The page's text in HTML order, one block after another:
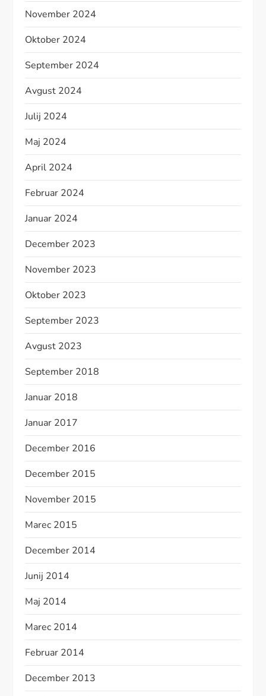
November 2024
Oktober 2024
September 2024
Avgust 2024
Julij 2024
Maj 2024
April 2024
Februar 2024
Januar 2024
December 2023
November 2023
Oktober 2023
September 2023
Avgust 2023
September 2018
Januar 2018
Januar 2017
December 2016
December 2015
November 2015
Marec 2015
December 2014
Junij 2014
Maj 2014
Marec 2014
Februar 2014
December 2013